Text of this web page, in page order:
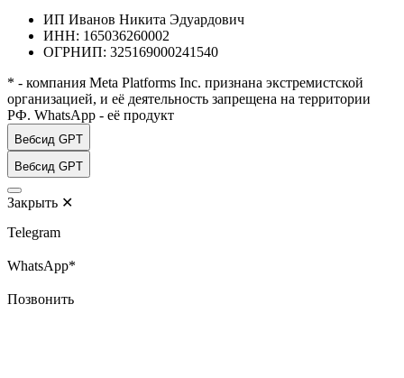
ИП Иванов Никита Эдуардович
ИНН: 165036260002
ОГРНИП: 325169000241540
* - компания Meta Platforms Inc. признана экстремистской
организацией, и её деятельность запрещена на территории
РФ. WhatsApp - её продукт
Вебсид GPT
Вебсид GPT
Закрыть ✕
Telegram
WhatsApp*
Позвонить